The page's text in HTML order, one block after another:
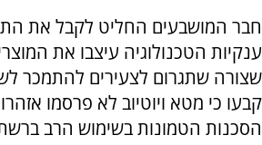
חבר המושבעים החליט לקבל את
ענקיות הטכנולוגיה עיצבו את
שצורה שתגרום לצעירים להתמכר
קבעו כי מטא ויוטיוב לא פרסמו
הסכנות הטמונות בשימוש הרב